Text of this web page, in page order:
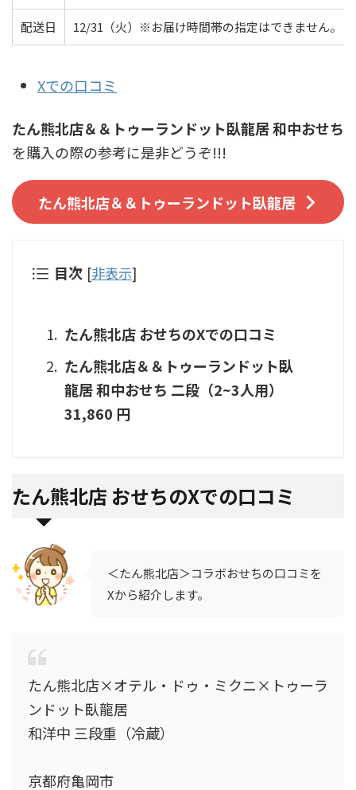
配送日 12/31（火）※お届け時間帯の指定はできません。
Xでの口コミ
たん熊北店＆＆トゥーランドット臥龍居 和中おせち
を購入の際の参考に是非どうぞ!!!
たん熊北店＆＆トゥーランドット臥龍居
目次 [非表示]
たん熊北店 おせちのXでの口コミ
たん熊北店＆＆トゥーランドット臥
龍居 和中おせち 二段（2~3人用）
31,860 円
たん熊北店 おせちのXでの口コミ
＜たん熊北店＞コラボおせちの口コミを
Xから紹介します。
たん熊北店×オテル・ドゥ・ミクニ×トゥーラ
ンドット臥龍居
和洋中 三段重（冷蔵）
京都府亀岡市